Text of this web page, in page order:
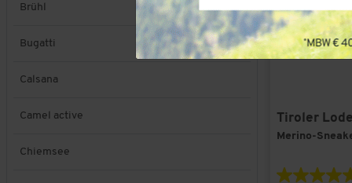
Brühl
Bugatti
Calsana
Camel active
Chiemsee
Tiroler
Merino-